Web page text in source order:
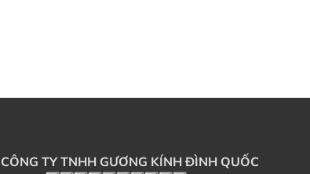
CÔNG TY TNHH GƯƠNG KÍNH ĐÌNH QUỐC